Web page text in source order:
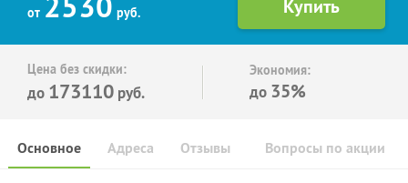
от руб.
Цена без скидки:
до 173110 руб.
Экономия:
до 35%
Основное Отзывы Вопросы по акции
Адреса